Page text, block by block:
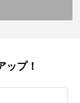
ップ！